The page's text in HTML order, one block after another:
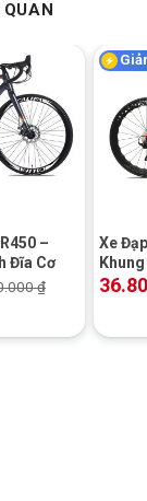
lượng mà
nhật tháng 7/
mình một chiếc
Hector
–
Đĩa Cơ
₫
Xe